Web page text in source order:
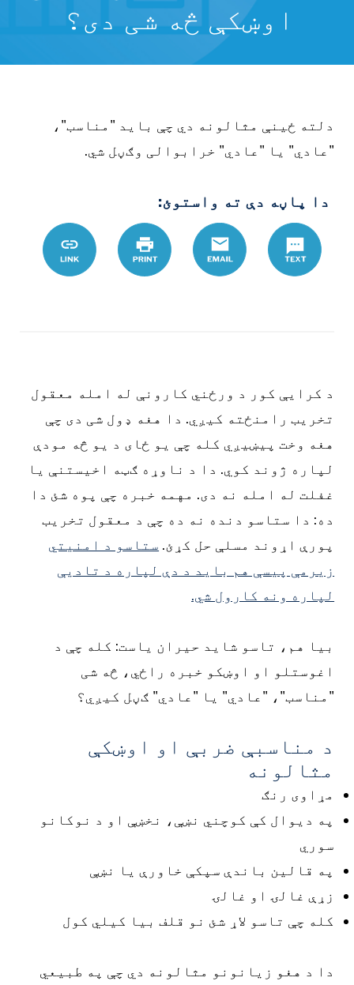
اوښکې څه شی دی؟
دلته ځینې مثالونه دي چې باید "مناسب"،
"عادي" یا "عادي" خرابوالی وګڼل شي.
دا پاڼه دې ته واستوئ:
Text
Email چاپ Link
د کرایې کور د ورځني کارونې له امله معقول
تخریب رامنځته کیږي. دا هغه ډول شی دی چې
هغه وخت پیښیږي کله چې یو ځای د یو څه مودې
لپاره ژوند کوي. دا د ناوړه ګټه اخیستنې یا
غفلت له امله نه دی. مهمه خبره چې پوه شئ دا
ده: دا ستاسو دنده نه ده چې د معقول تخریب
پورې اړوند مسلې حل کړئ. ستاسو د امنیتي
زیرمې پیسې هم باید د دې لپاره د تادیې
لپاره ونه کارول شي.
بیا هم، تاسو شاید حیران یاست: کله چې د
اغوستلو او اوښکو خبره راځي، څه شی
"مناسب"، "عادي" یا "عادي" ګڼل کیږي؟
د مناسبې ضربې او اوښکې
مثالونه
مړاوی رنګ
په دیوال کې کوچني نښې، نخښې او د نوکانو
سوري
په قالین باندې سپکې خاورې یا نښې
زړې غالۍ او غالۍ
کله چې تاسو لاړ شئ نو قلف بیا کیلي کول
دا د هغو زیانونو مثالونه دي چې په طبیعي